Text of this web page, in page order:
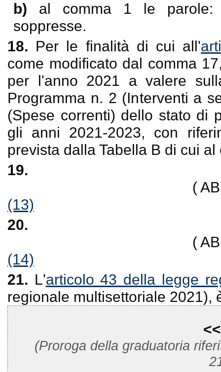
b) al comma 1 le parole:
soppresse.
18. Per le finalità di cui all'
come modificato dal comma
per l'anno 2021 a valere
Programma n. 2 (Interventi a
(Spese correnti) dello stato di
gli anni 2021-2023, con
prevista dalla Tabella B di cui al
19.
(
(13)
20.
(
(14)
21. L'articolo 43 della legge
regionale multisettoriale 2021),
(Proroga della graduatoria